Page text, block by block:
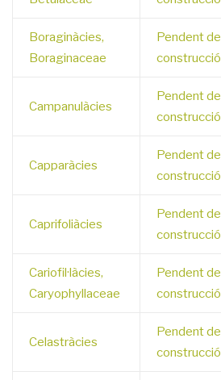
Boraginàcies,
Boraginaceae
Pendent de
construcció
Campanulàcies
Pendent de
construcció
Capparàcies
Pendent de
construcció
Caprifoliàcies
Pendent de
construcció
Cariofil·làcies,
Caryophyllaceae
Pendent de
construcció
Celastràcies
Pendent de
construcció